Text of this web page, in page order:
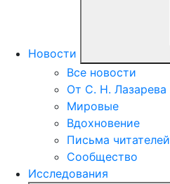
Новости
Все новости
От С. Н. Лазарева
Мировые
Вдохновение
Письма читателей
Сообщество
Исследования